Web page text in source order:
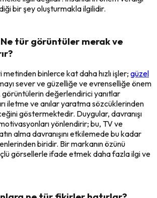
bir şey oluşturmakla ilgilidir.
tür görüntüler merak ve
binlerce kat daha hızlı işler; güzel
sever ve güzelliğe ve evrenselliğe önem
değerlendirici yanıtlar
iletme ve anılar yaratma sözcüklerinden
göstermektedir. Duygular, davranışı
yönlendirir; bu, TV ve
alma davranışını etkilemede bu kadar
biridir. Bir markanın özünü
görsellerle ifade etmek daha fazla ilgi ve